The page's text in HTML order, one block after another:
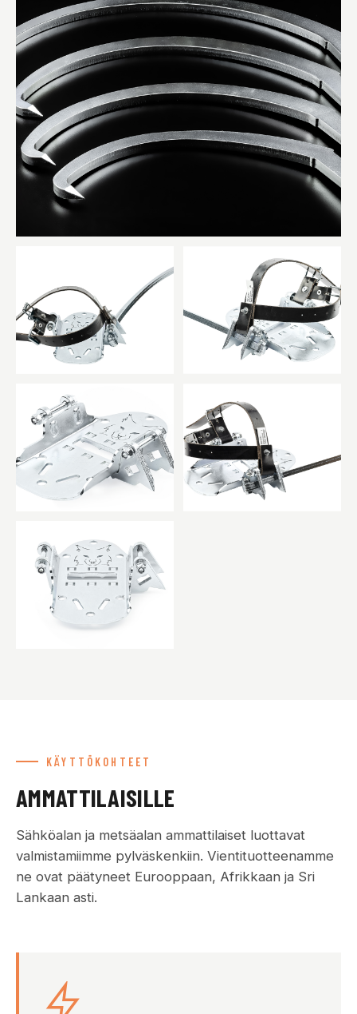
KÄYTTÖKOHTEET
AMMATTILAISILLE
Sähköalan ja metsäalan ammattilaiset luottavat
valmistamiimme pylväskenkiin. Vientituotteenamme
ne ovat päätyneet Eurooppaan, Afrikkaan ja Sri
Lankaan asti.